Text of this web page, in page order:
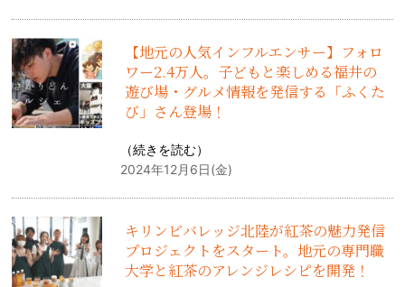
【地元の人気インフルエンサー】フォロ
ワー2.4万人。子どもと楽しめる福井の
遊び場・グルメ情報を発信する「ふくた
び」さん登場！
（続きを読む）
2024年12月6日(金)
キリンビバレッジ北陸が紅茶の魅力発信
プロジェクトをスタート。地元の専門職
大学と紅茶のアレンジレシピを開発！